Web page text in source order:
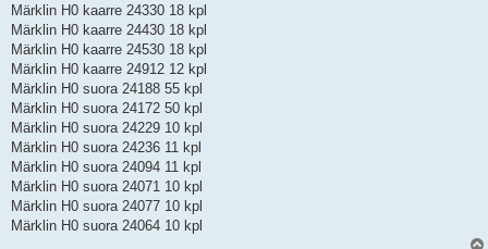
Märklin H0 kaarre 24330 18 kpl
Märklin H0 kaarre 24430 18 kpl
Märklin H0 kaarre 24530 18 kpl
Märklin H0 kaarre 24912 12 kpl
Märklin H0 suora 24188 55 kpl
Märklin H0 suora 24172 50 kpl
Märklin H0 suora 24229 10 kpl
Märklin H0 suora 24236 11 kpl
Märklin H0 suora 24094 11 kpl
Märklin H0 suora 24071 10 kpl
Märklin H0 suora 24077 10 kpl
Märklin H0 suora 24064 10 kpl